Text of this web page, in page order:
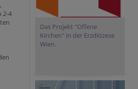
2-4
Das Projekt "Offene
Kirchen" in der Erzdiözese
Wien.